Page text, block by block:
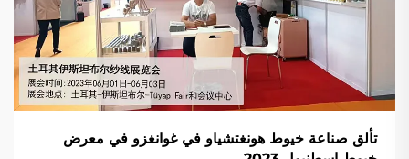
تألق صناعة خيوط هونغتشياو في غوانغزو في معرض